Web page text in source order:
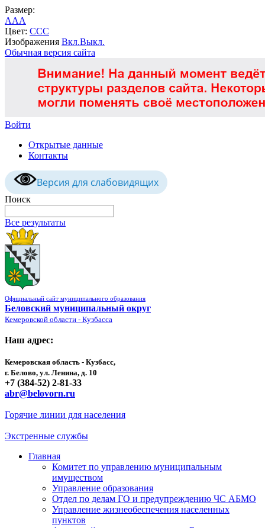
Размер:
AAA
Цвет: CCC
Изображения Вкл.Выкл.
Обычная версия сайта
Войти
Открытые данные
Контакты
Версия для слабовидящих
Поиск
Все результаты
Официальный сайт муниципального образования
Беловский муниципальный округ
Кемеровской области - Кузбасса
Наш адрес:
Кемеровская область - Кузбасс,
г. Белово, ул. Ленина, д. 10
+7 (384-52) 2-81-33
abr@belovorn.ru
Горячие линии для населения
Экстренные службы
Главная
Комитет по управлению муниципальным
имуществом
Управление образования
Отдел по делам ГО и предупреждению ЧС АБМО
Управление жизнеобеспечения населенных
пунктов